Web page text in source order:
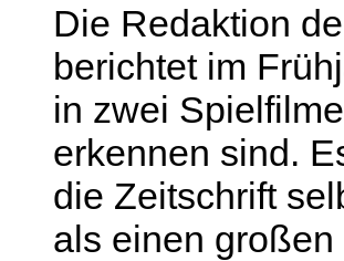
Die Redaktion
berichtet im
in zwei
erkennen sind.
die Zeitschrift
als einen